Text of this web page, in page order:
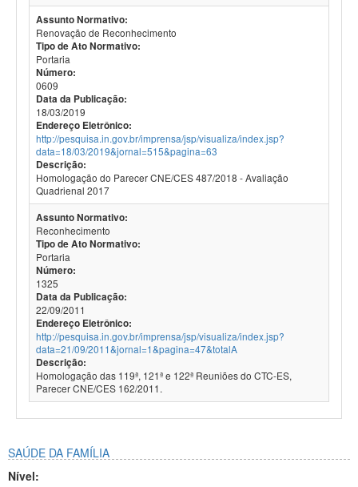
Assunto Normativo:
Renovação de Reconhecimento
Tipo de Ato Normativo:
Portaria
Número:
0609
Data da Publicação:
18/03/2019
Endereço Eletrônico:
http://pesquisa.in.gov.br/imprensa/jsp/visualiza/index.jsp?
data=18/03/2019&jornal=515&pagina=63
Descrição:
Homologação do Parecer CNE/CES 487/2018 - Avaliação
Quadrienal 2017
Assunto Normativo:
Reconhecimento
Tipo de Ato Normativo:
Portaria
Número:
1325
Data da Publicação:
22/09/2011
Endereço Eletrônico:
http://pesquisa.in.gov.br/imprensa/jsp/visualiza/index.jsp?
data=21/09/2011&jornal=1&pagina=47&totalA
Descrição:
Homologação das 119ª, 121ª e 122ª Reuniões do CTC-ES,
Parecer CNE/CES 162/2011.
SAÚDE DA FAMÍLIA
Nível: